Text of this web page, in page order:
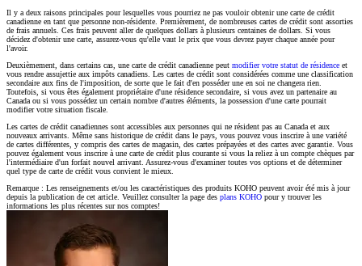
Il y a deux raisons principales pour lesquelles vous pourriez ne pas vouloir obtenir une carte de crédit
canadienne en tant que personne non-résidente. Premièrement, de nombreuses cartes de crédit sont assorties
de frais annuels. Ces frais peuvent aller de quelques dollars à plusieurs centaines de dollars. Si vous
décidez d'obtenir une carte, assurez-vous qu'elle vaut le prix que vous devrez payer chaque année pour
l'avoir.
Deuxièmement, dans certains cas, une carte de crédit canadienne peut modifier votre statut de résidence et
vous rendre assujettie aux impôts canadiens. Les cartes de crédit sont considérées comme une classification
secondaire aux fins de l'imposition, de sorte que le fait d'en posséder une en soi ne changera rien.
Toutefois, si vous êtes également propriétaire d'une résidence secondaire, si vous avez un partenaire au
Canada ou si vous possédez un certain nombre d'autres éléments, la possession d'une carte pourrait
modifier votre situation fiscale.
Les cartes de crédit canadiennes sont accessibles aux personnes qui ne résident pas au Canada et aux
nouveaux arrivants. Même sans historique de crédit dans le pays, vous pouvez vous inscrire à une variété
de cartes différentes, y compris des cartes de magasin, des cartes prépayées et des cartes avec garantie. Vous
pouvez également vous inscrire à une carte de crédit plus courante si vous la reliez à un compte chèques par
l'intermédiaire d'un forfait nouvel arrivant. Assurez-vous d'examiner toutes vos options et de déterminer
quel type de carte de crédit vous convient le mieux.
Remarque : Les renseignements et/ou les caractéristiques des produits KOHO peuvent avoir été mis à jour
depuis la publication de cet article. Veuillez consulter la page des plans KOHO pour y trouver les
informations les plus récentes sur nos comptes!